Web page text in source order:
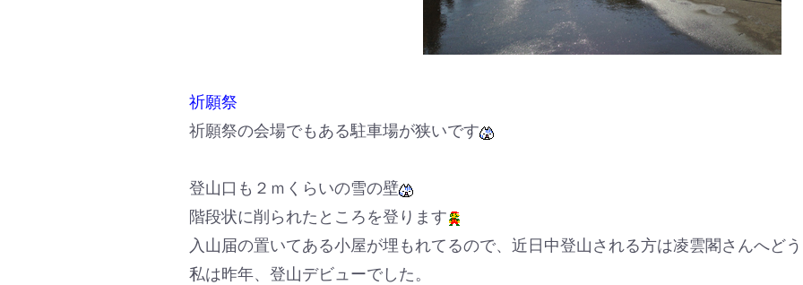
祈願祭
祈願祭の会場でもある駐車場が狭いです
登山口も２ｍくらいの雪の壁
階段状に削られたところを登ります
入山届の置いてある小屋が埋もれてるので、近日中登山される方は凌雲閣さんへど
私は昨年、登山デビューでした。